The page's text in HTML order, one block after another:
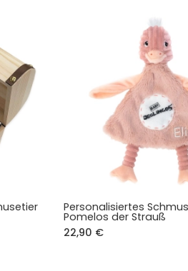
Personalisiertes
Pomelos der Strauß
22,90 €